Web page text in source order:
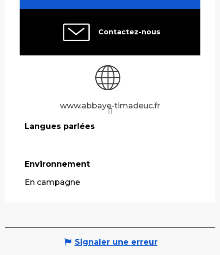
Contactez-nous
www.abbaye-timadeuc.fr
Langues parlées
Langues parlées
Environnement
Environnement
En campagne
Signaler une erreur